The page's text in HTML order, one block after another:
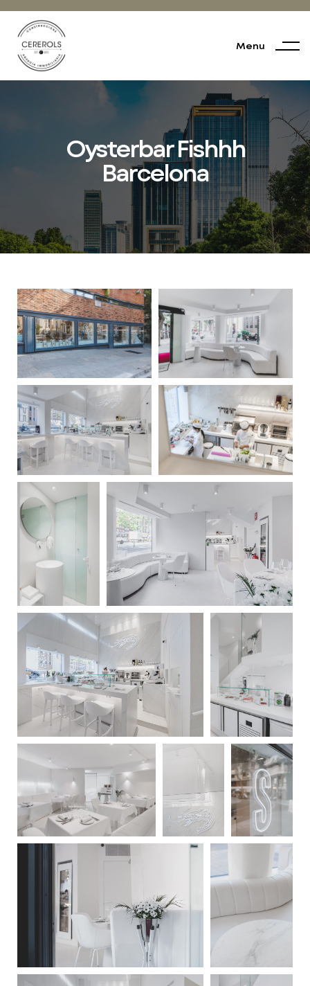
Menu
Oysterbar Fishhh
Barcelona